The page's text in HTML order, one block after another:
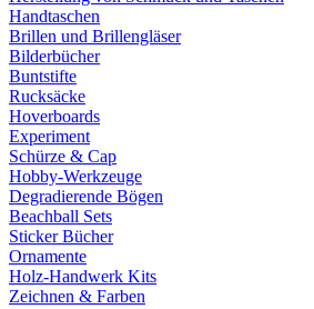
Handtaschen
Brillen und Brillengläser
Bilderbücher
Buntstifte
Rucksäcke
Hoverboards
Experiment
Schürze & Cap
Hobby-Werkzeuge
Degradierende Bögen
Beachball Sets
Sticker Bücher
Ornamente
Holz-Handwerk Kits
Zeichnen & Farben